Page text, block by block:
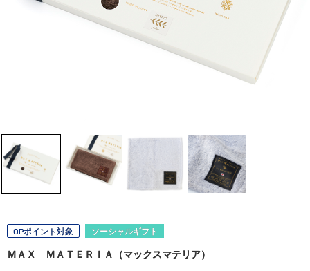
OPポイント対象 ソーシャルギフト
ＭＡＸ ＭＡＴＥＲＩＡ（マックスマテリア）